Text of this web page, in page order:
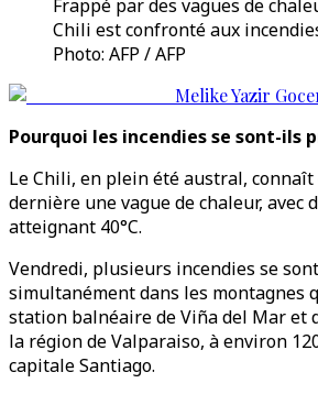
Frappé par des vagues de
Chili est confronté aux
Photo: AFP / AFP
Melike Yazir
Pourquoi les incendies se sont-ils
Le Chili, en plein été austral,
dernière une vague de chaleur, avec
atteignant 40°C.
Vendredi, plusieurs incendies se
simultanément dans les montagnes
station balnéaire de Viña del Mar et
la région de Valparaiso, à environ
capitale Santiago.